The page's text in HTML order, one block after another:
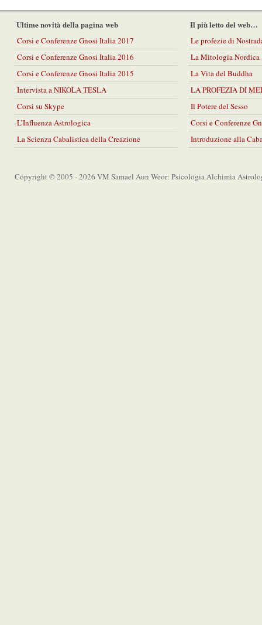
Ultime novità della pagina web
Corsi e Conferenze Gnosi Italia 2017
Corsi e Conferenze Gnosi Italia 2016
Corsi e Conferenze Gnosi Italia 2015
Intervista a NIKOLA TESLA
Corsi su Skype
L’Influenza Astrologica
La Scienza Cabalistica della Creazione
Il più letto del web…
Le profezie di
La Mitologia Nordica
La Vita del Buddha
LA PROFEZIA DI
Il Potere del Sesso
Corsi e Conferenze
Introduzione alla
Copyright © 2005 - 2026 VM Samael Aun Weor: Psicologia Alchimia